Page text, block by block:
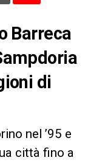
Barreca
di
nel ’95 e
città fino a